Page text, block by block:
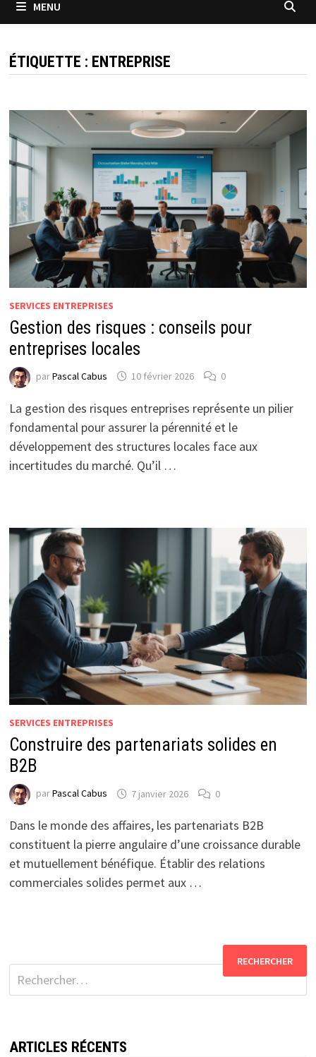
MENU
ÉTIQUETTE : ENTREPRISE
SERVICES ENTREPRISES
Gestion des risques : conseils pour
entreprises locales
parPascal Cabus 10 février 2026 0
La gestion des risques entreprises représente un pilier
fondamental pour assurer la pérennité et le
développement des structures locales face aux
incertitudes du marché. Qu’il …
SERVICES ENTREPRISES
Construire des partenariats solides en
B2B
parPascal Cabus 7 janvier 2026 0
Dans le monde des affaires, les partenariats B2B
constituent la pierre angulaire d’une croissance durable
et mutuellement bénéfique. Établir des relations
commerciales solides permet aux …
ARTICLES RÉCENTS